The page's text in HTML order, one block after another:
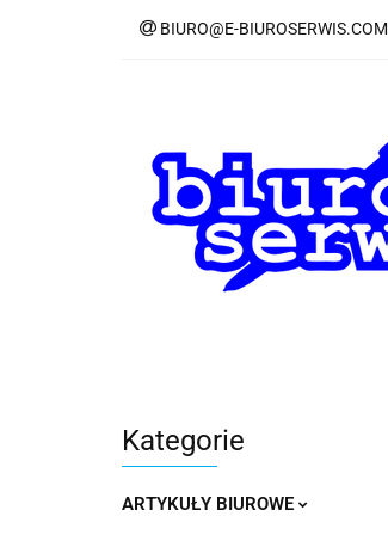
BIURO@E-BIUROSERWIS.COM
Kategorie
ARTYKUŁY BIUROWE